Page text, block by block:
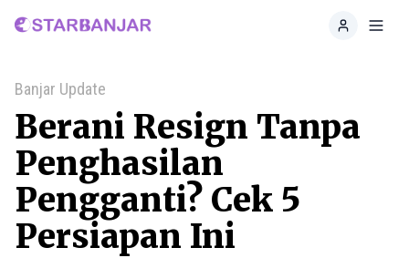
Home
Banjar Update
Berani Resign Tanpa
Penghasilan
Pengganti? Cek 5
Persiapan Ini